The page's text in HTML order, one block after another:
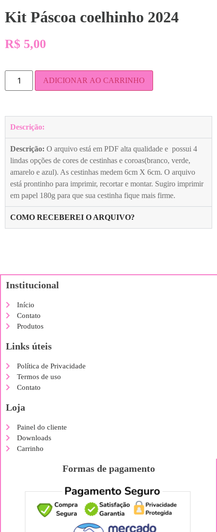
Kit Páscoa coelhinho 2024
R$ 5,00
ADICIONAR AO CARRINHO
Descrição:
Descrição: O arquivo está em PDF alta qualidade e possui 4
lindas opções de cores de cestinhas e coroas(branco, verde,
amarelo e azul). As cestinhas medem 6cm X 6cm. O arquivo
está prontinho para imprimir, recortar e montar. Sugiro imprimir
em papel 180g para que sua cestinha fique mais firme.
COMO RECEBEREI O ARQUIVO?
Institucional
Início
Contato
Produtos
Links úteis
Política de Privacidade
Termos de uso
Contato
Loja
Painel do cliente
Downloads
Carrinho
Formas de pagamento